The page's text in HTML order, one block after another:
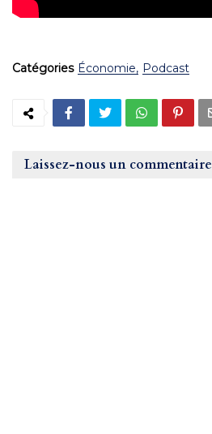
Catégories Économie Podcast
Laissez-nous un commentaire